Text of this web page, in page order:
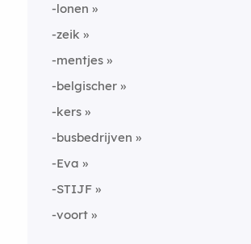
-lonen
-zeik
-mentjes
-belgischer
-kers
-busbedrijven
-Eva
-STIJF
-voort